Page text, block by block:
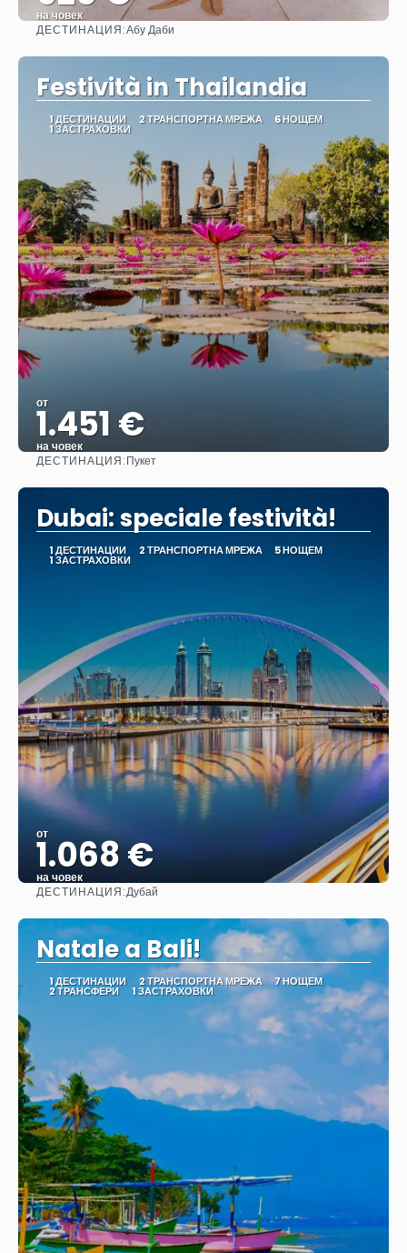
на човек
ДЕСТИНАЦИЯ:Абу Даби
Festività in Thailandia
1 ДЕСТИНАЦИИ 2 ТРАНСПОРТНА МРЕЖА 6 НОЩЕМ
1 ЗАСТРАХОВКИ
от
1.451 €
на човек
ДЕСТИНАЦИЯ:Пукет
Dubai: speciale festività!
1 ДЕСТИНАЦИИ 2 ТРАНСПОРТНА МРЕЖА 5 НОЩЕМ
1 ЗАСТРАХОВКИ
от
1.068 €
на човек
ДЕСТИНАЦИЯ:Дубай
Natale a Bali!
1 ДЕСТИНАЦИИ 2 ТРАНСПОРТНА МРЕЖА 7 НОЩЕМ
2 ТРАНСФЕРИ 1 ЗАСТРАХОВКИ